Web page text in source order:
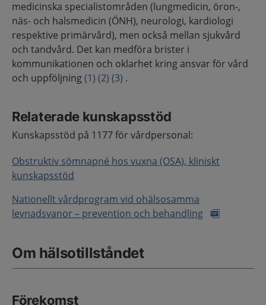
medicinska specialistområden (lungmedicin, öron-,
näs- och halsmedicin (ÖNH), neurologi, kardiologi
respektive primärvård), men också mellan sjukvård
och tandvård. Det kan medföra brister i
kommunikationen och oklarhet kring ansvar för vård
och uppföljning(1) (2) (3) .
Relaterade kunskapsstöd
Kunskapsstöd på 1177 för vårdpersonal:
Obstruktiv sömnapné hos vuxna (OSA), kliniskt
kunskapsstöd
Nationellt vårdprogram vid ohälsosamma
levnadsvanor – prevention och behandling
Om hälsotillståndet
Förekomst